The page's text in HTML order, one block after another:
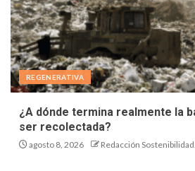
REGENERATIVA
¿A dónde termina realmente la
ser recolectada?
agosto 8, 2026 Redacción